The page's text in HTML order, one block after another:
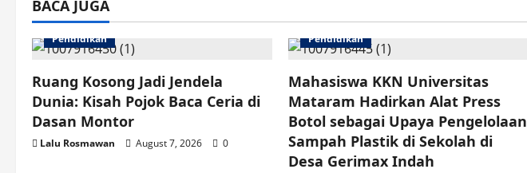
o
n
BACA JUGA
Pendidikan
Ruang Kosong Jadi Jendela
Dunia: Kisah Pojok Baca Ceria di
Dasan Montor
Lalu Rosmawan August 7, 2026 0
Pendidikan
Mahasiswa KKN Universitas
Mataram Hadirkan Alat Press
Botol sebagai Upaya Pengelolaan
Sampah Plastik di Sekolah di
Desa Gerimax Indah